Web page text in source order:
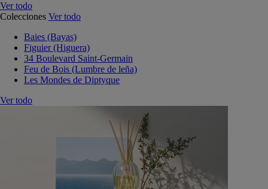
Ver todo
Colecciones Ver todo
Baies (Bayas)
Figuier (Higuera)
34 Boulevard Saint-Germain
Feu de Bois (Lumbre de leña)
Les Mondes de Diptyque
Ver todo